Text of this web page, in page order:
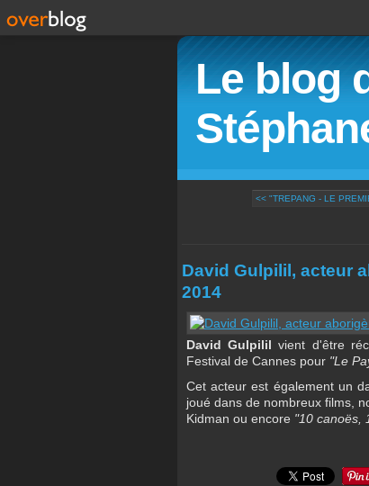
Le blog
<< "TREPANG - LE
David Gulpilil, acteur
2014
David Gulpilil vient d'être
Festival de Cannes pour "Le
Cet acteur est également un
joué dans de nombreux films,
Kidman ou encore "10 canoës,